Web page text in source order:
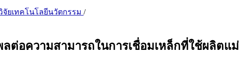
จัยเทคโนโลยีนวัตกรรม /
ต่อความสามารถในการเชื่อมเหล็กที่ใช้ผลิตแ